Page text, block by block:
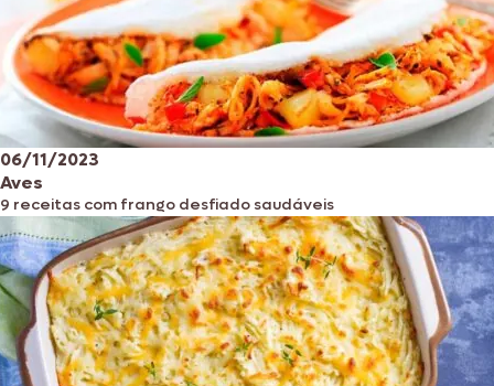
06/11/2023
Aves
9 receitas com frango desfiado saudáveis